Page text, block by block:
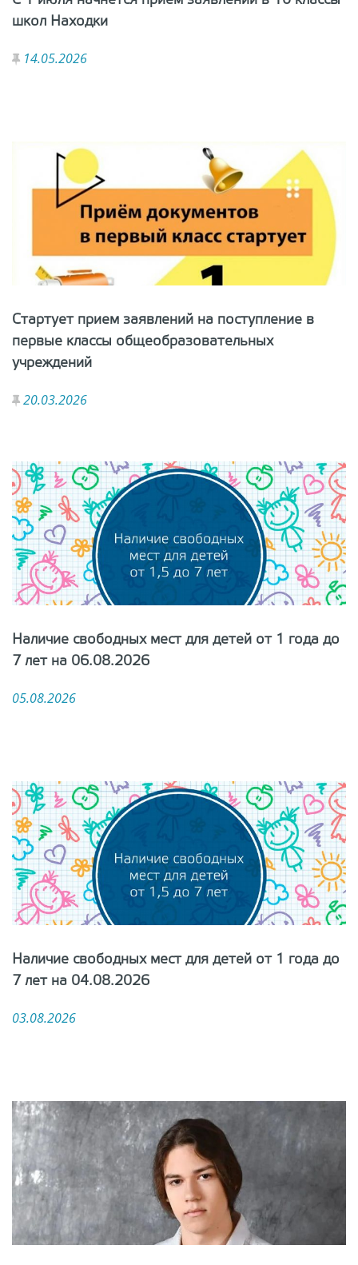
школ Находки
14.05.2026
Стартует прием заявлений на поступление в
первые классы общеобразовательных
учреждений
20.03.2026
Наличие свободных мест для детей от 1 года до
7 лет на 06.08.2026
05.08.2026
Наличие свободных мест для детей от 1 года до
7 лет на 04.08.2026
03.08.2026